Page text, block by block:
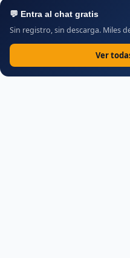
💬 Entra al chat gratis
Sin registro, sin descarga. Miles
Ver